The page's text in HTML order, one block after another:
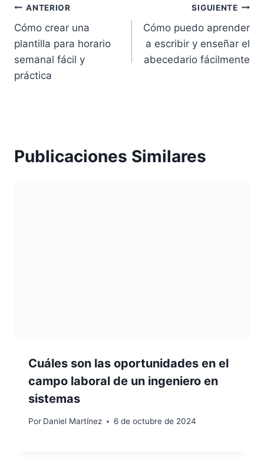
Navegación
de
entradas
ANTERIOR
Cómo crear una
plantilla para horario
semanal fácil y
práctica
SIGUIENTE
Cómo puedo aprender
a escribir y enseñar el
abecedario fácilmente
Publicaciones Similares
Cuáles son las oportunidades en el
campo laboral de un ingeniero en
sistemas
Por Daniel Martínez 6 de octubre de 2024